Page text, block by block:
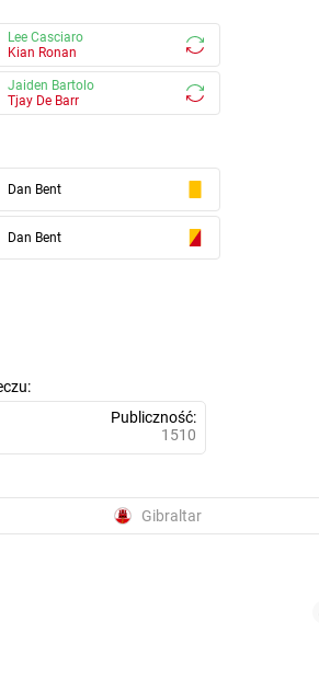
Lee Casciaro
Kian Ronan
Jaiden Bartolo
Tjay De Barr
Dan Bent
Dan Bent
Publiczność
1510
Gibraltar